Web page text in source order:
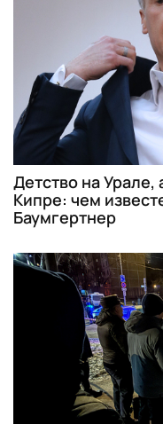
Детство на
Кипре: чем
Баумгертнер